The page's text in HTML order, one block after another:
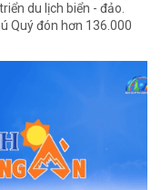
du lịch biển - đảo.
Quý đón hơn 136.000